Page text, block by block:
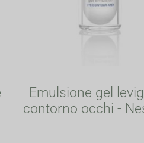
Emulsione gel
contorno occhi -